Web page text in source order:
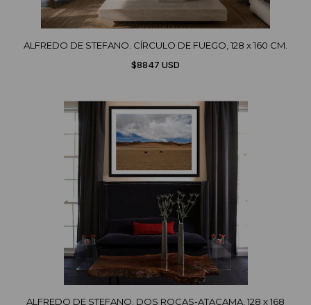
ALFREDO DE STEFANO. CÍRCULO DE FUEGO, 128 x 160 CM.
$8847 USD
ALFREDO DE STEFANO. DOS ROCAS-ATACAMA, 128 x 168